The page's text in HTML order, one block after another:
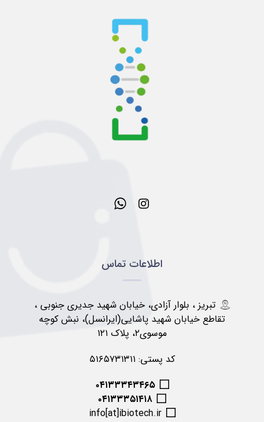
اطلاعات تماس
تبریز ، بلوار آزادی، خیابان شهید جدیری جنوبی ،
تقاطع خیابان شهید پاشایی(ایرانسل)، نبش کوچه
موسوی۲، پلاک ۱۲۱
کد پستی: ۵۱۶۵۷۳۱۳۱۱
۰۴۱۳۳۳۴۳۴۶۵
۰۴۱۳۳۳۵۱۴۱۸
info[at]ibiotech.ir